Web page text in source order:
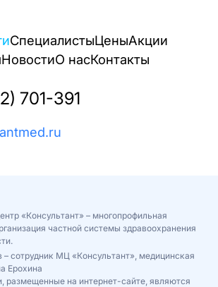
СпециалистыЦеныАкции
НовостиО насКонтакты
701-391
«Консультант» – многопрофильная
частной системы здравоохранения
– сотрудник МЦ «Консультант», медицинская
Ерохина
размещенные на интернет-сайте, являются